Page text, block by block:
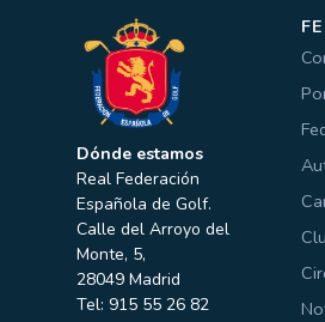
Dónde estamos
Real Federación
Española de Golf.
Calle del Arroyo del
Monte, 5,
28049 Madrid
Tel: 915 55 26 82